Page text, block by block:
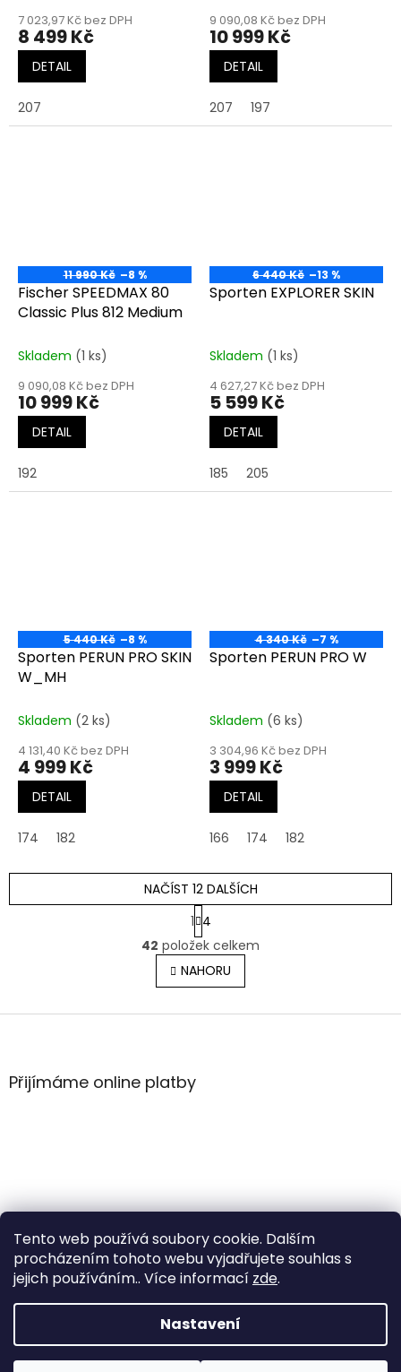
Tento web používá soubory cookie. Dalším
procházením tohoto webu vyjadřujete souhlas s
jejich používáním.. Více informací zde.
Nastavení
7 023,97 Kč bez DPH
8 499 Kč
DETAIL
207
9 090,08 Kč bez DPH
10 999 Kč
DETAIL
207 197
11 990 Kč –8 %
Fischer SPEEDMAX 80
Classic Plus 812 Medium
Skladem (1 ks)
9 090,08 Kč bez DPH
10 999 Kč
DETAIL
192
6 440 Kč –13 %
Sporten EXPLORER SKIN
Skladem (1 ks)
4 627,27 Kč bez DPH
5 599 Kč
DETAIL
185 205
5 440 Kč –8 %
Sporten PERUN PRO SKIN
W_MH
Skladem (2 ks)
4 131,40 Kč bez DPH
4 999 Kč
DETAIL
174 182
4 340 Kč –7 %
Sporten PERUN PRO W
Skladem (6 ks)
3 304,96 Kč bez DPH
3 999 Kč
DETAIL
166 174 182
O
v
l
á
i
u
NAČÍST 12 DALŠÍCH
S
t
r
á
n
k
v
1 4
42 položek celkem
NAHORU
Z
aPřijímáme online platby
Vytvořil Shoptet
Copyright 2026WintersportHK. Všechna práva